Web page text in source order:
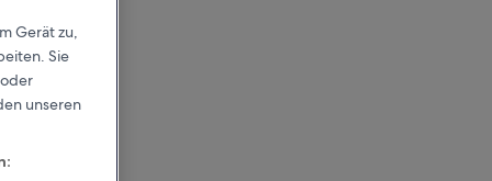
Gerät zu,
Sie
unseren